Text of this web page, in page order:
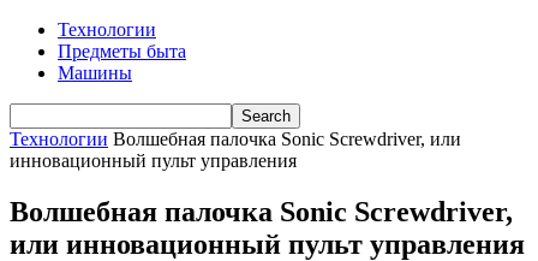
Технологии
Предметы быта
Машины
Технологии Волшебная палочка Sonic Screwdriver, или
инновационный пульт управления
Волшебная палочка Sonic Screwdriver,
или инновационный пульт управления